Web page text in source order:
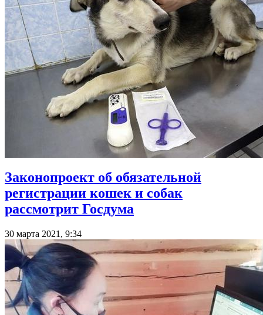
Законопроект об обязательной
регистрации кошек и собак
рассмотрит Госдума
30 марта 2021, 9:34